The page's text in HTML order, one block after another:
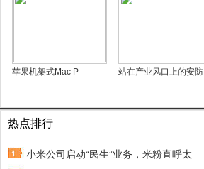
苹果机架式Mac P 站在产业风口上的安防
热点排行
小米公司启动“民生”业务，米粉直呼太